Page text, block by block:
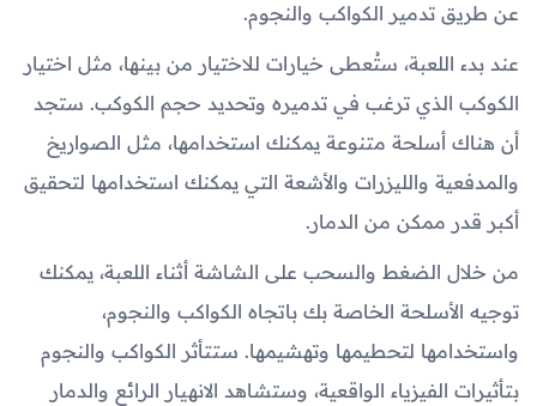
عن طريق تدمير الكواكب والنجوم.
عند بدء اللعبة، ستُعطى خيارات للاختيار من بينها، مثل اختيار
الكوكب الذي ترغب في تدميره وتحديد حجم الكوكب. ستجد
أن هناك أسلحة متنوعة يمكنك استخدامها، مثل الصواريخ
والمدفعية والليزرات والأشعة التي يمكنك استخدامها لتحقيق
أكبر قدر ممكن من الدمار.
من خلال الضغط والسحب على الشاشة أثناء اللعبة، يمكنك
توجيه الأسلحة الخاصة بك باتجاه الكواكب والنجوم،
واستخدامها لتحطيمها وتهشيمها. ستتأثر الكواكب والنجوم
بتأثيرات الفيزياء الواقعية، وستشاهد الانهيار الرائع والدمار